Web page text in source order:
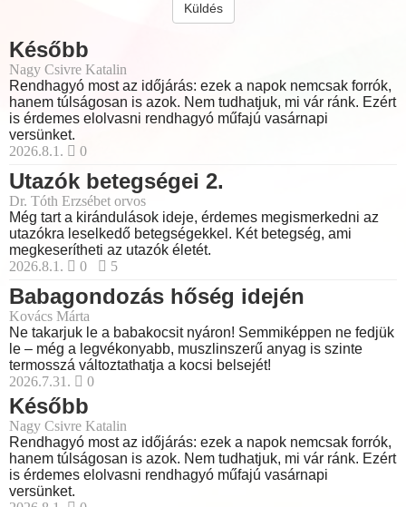
Küldés
Később
Nagy Csivre Katalin
Rendhagyó most az időjárás: ezek a napok nemcsak forrók,
hanem túlságosan is azok. Nem tudhatjuk, mi vár ránk. Ezért
is érdemes elolvasni rendhagyó műfajú vasárnapi
versünket.
2026.8.1.
0
Utazók betegségei 2.
Dr. Tóth Erzsébet orvos
Még tart a kirándulások ideje, érdemes megismerkedni az
utazókra leselkedő betegségekkel. Két betegség, ami
megkeserítheti az utazók életét.
2026.8.1.
0 5
Babagondozás hőség idején
Kovács Márta
Ne takarjuk le a babakocsit nyáron! Semmiképpen ne fedjük
le – még a legvékonyabb, muszlinszerű anyag is szinte
termosszá változtathatja a kocsi belsejét!
2026.7.31.
0
Később
Nagy Csivre Katalin
Rendhagyó most az időjárás: ezek a napok nemcsak forrók,
hanem túlságosan is azok. Nem tudhatjuk, mi vár ránk. Ezért
is érdemes elolvasni rendhagyó műfajú vasárnapi
versünket.